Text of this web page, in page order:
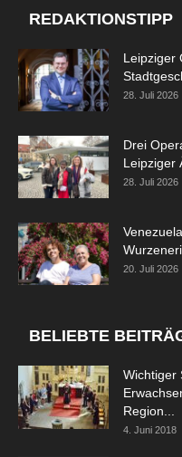
REDAKTIONSTIPP
Leipziger
28. Juli 2026
Drei
Leipziger
28. Juli 2026
20. Juli 2026
BELIEBTE
Wichtiger
Region...
4. Juni 2018